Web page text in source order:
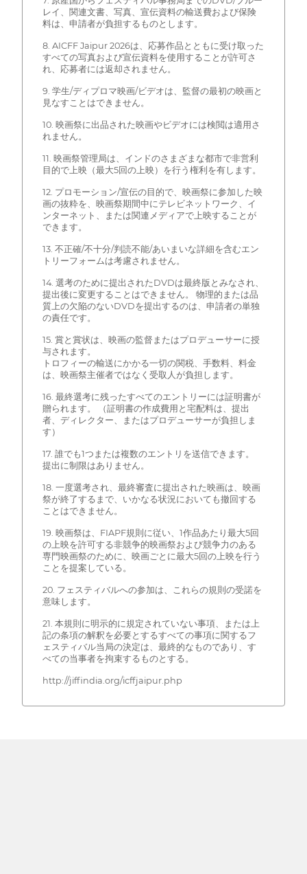
レイ、関連文書、写真、宣伝資料の輸送費および保険
料は、申請者が負担するものとします。
8. AICFF Jaipur 2026は、応募作品とともに受け取った
すべての写真および宣伝資料を使用することが許可さ
れ、応募者には返却されません。
9. 学生/ディプロマ映画/ビデオは、監督の最初の映画と
見なすことはできません。
10. 映画祭に出品された映画やビデオには検閲は適用さ
れません。
11. 映画祭管理局は、インドのさまざまな都市で非営利
目的で上映（最大5回の上映）を行う権利を有します。
12. プロモーション/宣伝の目的で、映画祭に参加した映
画の抜粋を、映画祭期間中にテレビネットワーク、イ
ンターネット、または関連メディアで上映することが
できます。
13. 不正確/不十分/判読不能/あいまいな詳細を含むエン
トリーフォームは考慮されません。
14. 選考のために提出されたDVDは最終版とみなされ、
提出後に変更することはできません。 物理的または品
質上の欠陥のないDVDを提出するのは、申請者の単独
の責任です。
15. 賞と賞状は、映画の監督またはプロデューサーに授
与されます。
トロフィーの輸送にかかる一切の関税、手数料、料金
は、映画祭主催者ではなく受取人が負担します。
16. 最終選考に残ったすべてのエントリーには証明書が
贈られます。 （証明書の作成費用と宅配料は、提出
者、ディレクター、またはプロデューサーが負担しま
す）
17. 誰でも1つまたは複数のエントリを送信できます。
提出に制限はありません。
18. 一度選考され、最終審査に提出された映画は、映画
祭が終了するまで、いかなる状況においても撤回する
ことはできません。
19. 映画祭は、FIAPF規則に従い、1作品あたり最大5回
の上映を許可する非競争的映画祭および競争力のある
専門映画祭のために、映画ごとに最大5回の上映を行う
ことを提案している。
20. フェスティバルへの参加は、これらの規則の受諾を
意味します。
21. 本規則に明示的に規定されていない事項、または上
記の条項の解釈を必要とするすべての事項に関するフ
ェスティバル当局の決定は、最終的なものであり、す
べての当事者を拘束するものとする。
http://jiffindia.org/icffjaipur.php